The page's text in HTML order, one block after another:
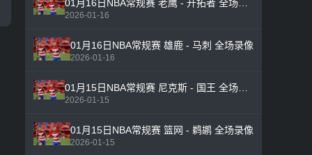
2026-01-16
01月16日NBA常规赛 雄鹿 - 马刺 全场录像
2026-01-16
2026-01-15
01月15日NBA常规赛 篮网 - 鹈鹕 全场录像
2026-01-15